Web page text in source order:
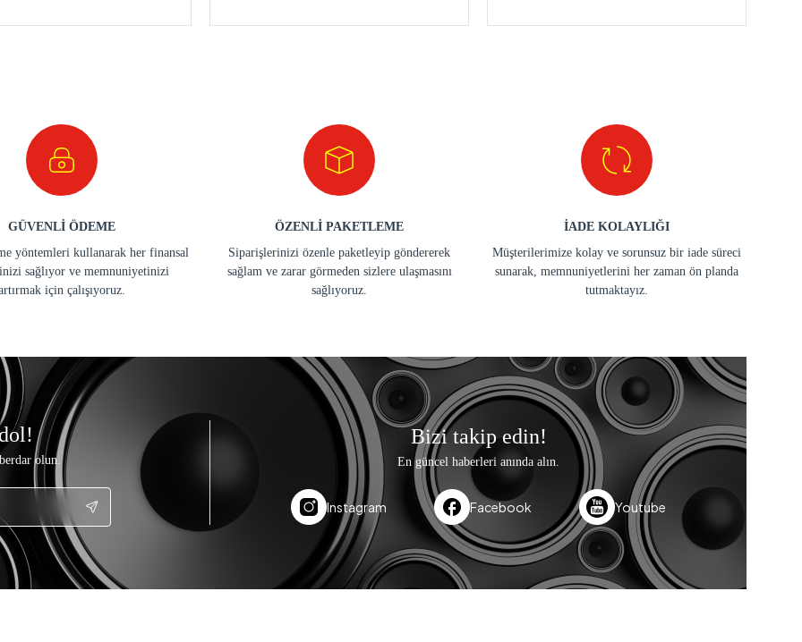
GÜVENLİ ÖDEME
yöntemleri kullanarak her finansal
sağlıyor ve memnuniyetinizi
için çalışıyoruz.
ÖZENLİ PAKETLEME
Siparişlerinizi özenle paketleyip göndererek
sağlam ve zarar görmeden sizlere ulaşmasını
sağlıyoruz.
İADE KOLAYLIĞI
Müşterilerimize kolay ve sorunsuz bir iade süreci
sunarak, memnuniyetlerini her zaman ön planda
tutmaktayız.
olun.
Bizi takip edin!
En güncel haberleri anında alın.
Instagram Facebook Youtube